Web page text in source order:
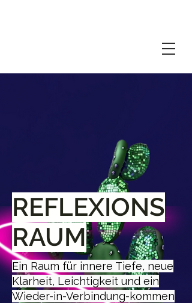
REFLEXIONS
RAUM
Ein Raum für innere Tiefe, neue
Klarheit, Leichtigkeit und ein
Wieder-in-Verbindung-kommen